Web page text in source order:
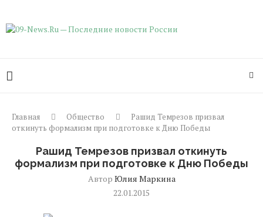
Главная Общество
Рашид Темрезов призвал
откинуть формализм при подготовке к Дню Победы
Рашид Темрезов призвал откинуть
формализм при подготовке к Дню Победы
Автор Юлия Маркина
22.01.2015